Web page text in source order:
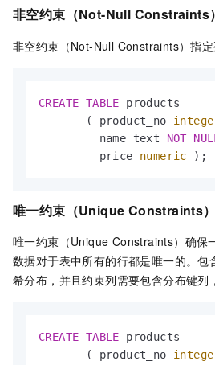
非空约束（Not-Null Constraints）
非空约束（Not-Null Constraints）指定
CREATE TABLE products
       ( product_no
         name text
NOT NULL
         price
numeric );
唯一约束（Unique Constraints）
唯一约束（Unique Constraints）确保
数据对于表中所有的行都是唯一的。包
希分布，并且约束列需要包含分布键列
CREATE TABLE products
       ( product_no